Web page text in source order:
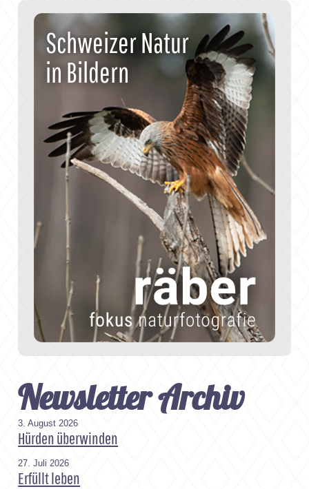
Schweizer Natur
in Bildern
Newsletter Archiv
3. August 2026
Hürden überwinden
27. Juli 2026
Erfüllt leben